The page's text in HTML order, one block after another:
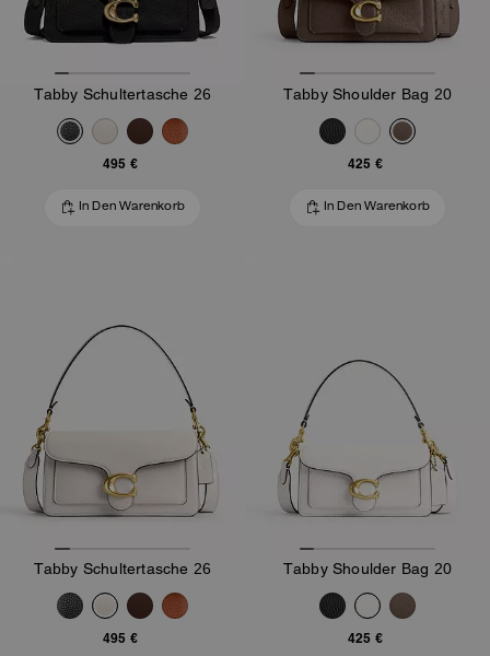
Tabby Schultertasche 26
495 €
In Den Warenkorb
Tabby Shoulder Bag 20
425 €
In Den Warenkorb
Tabby Schultertasche 26
495 €
Tabby Shoulder Bag 20
425 €